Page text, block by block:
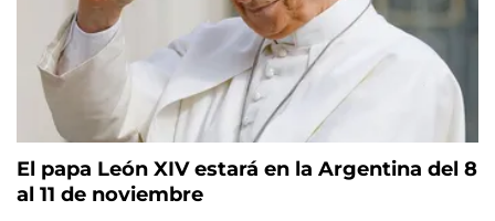
El papa León XIV estará en la Argentina del 8
al 11 de noviembre